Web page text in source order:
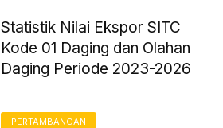
Statistik Nilai Ekspor SITC
Kode 01 Daging dan Olahan
Daging Periode 2023-2026
PERTAMBANGAN